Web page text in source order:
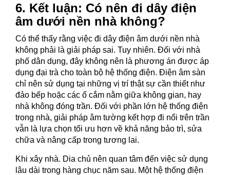
6. Kết luận: Có nên đi dây điện
âm dưới nền nhà không?
Có thể thấy rằng việc đi dây điện âm dưới nền nhà
không phải là giải pháp sai. Tuy nhiên. Đối với nhà
phố dân dụng, đây không nên là phương án được áp
dụng đại trà cho toàn bộ hệ thống điện. Điện âm sàn
chỉ nên sử dụng tại những vị trí thật sự cần thiết như
đảo bếp hoặc các ổ cắm nằm giữa không gian, hay
nhà không đóng trần. Đối với phần lớn hệ thống điện
trong nhà, giải pháp âm tường kết hợp đi nổi trên trần
vẫn là lựa chọn tối ưu hơn về khả năng bảo trì, sửa
chữa và nâng cấp trong tương lai.
Khi xây nhà. Dia chủ nên quan tâm đến việc sử dụng
lâu dài trong hàng chục năm sau. Một hệ thống điện